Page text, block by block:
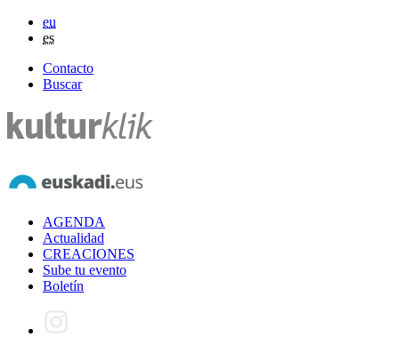
eu
es
Contacto
Buscar
AGENDA
Actualidad
CREACIONES
Sube tu evento
Boletín